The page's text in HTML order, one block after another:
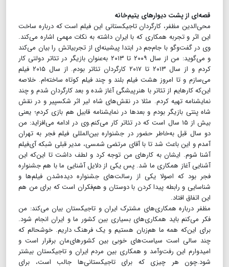
قصه‌ای از پشت دیوارهای یتیم‌خانه
محی‌الدین مظفر، کارگردان تاجیکستانی این فیلم است که درباره ساخت
این اثر و تجربه همکاری که با ایران داشته به نکات مهمی اشاره می‌کند.
وی در گفت‌و‌گو با جام‌جم در ابتدا پیشینه‌ای از تجربیاتش را بیان می‌کند
و می‌گوید: من از سال ۲۰۰۹ تا ۲۰۱۳ به‌عنوان بازیگر در تئاتر دولتی کار
کردم و از سال ۲۰۱۳ تا ۲۰۱۷ کارگردان تئاتر بودم. از سال ۲۰۱۵ فیلم
می‌سازم و تا امروز هشت فیلم بلند و چند فیلم کوتاه ساخته‌ام. خلاصه
این‌که کارهایم از تئاتر با هنرپیشگی آغاز شده و بعد کارگردان شدم و چند
نمایشنامه تهیه کردم. مثلا در نقش‌های شاه لیر اثر شکسپیر و در نقش
شاه پنتی بازیگر بودم و بعدها در نمایشنامه قابیل هم بازی کردم؛ یعنی
بیش از ۱۵ سال است که در تئاتر کار می‌کنم.وی در ادامه می‌افزاید: من
دو سال قبل به‌خاطر حضور در جشنواره بین‌المللی فیلم فجر به تهران
آمدم و این باعث شد تا با آقای مرتضی شمسی، مدیر قبلی شبکه آی‌فیلم
آشنا شوم. ایشان به کارهای من توجه کرد و لطف داشت تا این‌که این
آشنایی آغاز همکاری ما شد. پس یکی از دلایل آشنایی ما با هم جشنواره
فجر بود که اصولا یکی از رسالت‌های جشنواره دیده‌شدن فیلم‌ها و
شناسایی و رابطه پیدا کردن با دوستان و هم‌فکران است که برای من هم
این اتفاق افتاد.
مظفر درباره همکاری‌های مشترک ایران و تاجیکستان بیان می‌کند: من
فکر می‌کنم باید همکاری‌های بسیاری بین کشور ما و ایران انجام شود.
برای این‌که همه ما هم‌زبان هستیم و یک فرهنگ داریم. خوشحالم که
چند سالی است سیاست‌های خوبی بین کشورهای‌مان برقرار است و
امیدوارم این رفت‌و‌آمد و همکاری بین مردم ایران و تاجیکستان بیشتر
شود.چون هر چیزی که برای تاجیکستانی‌ها جالب است، برای